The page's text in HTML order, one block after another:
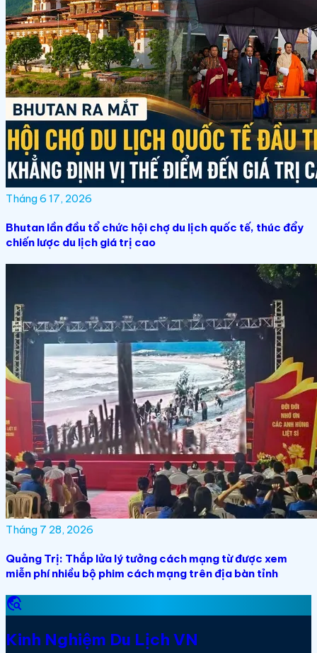
Tháng 6 17, 2026
Bhutan lần đầu tổ chức hội chợ du lịch quốc tế, thúc đẩy
chiến lược du lịch giá trị cao
Tháng 7 28, 2026
Quảng Trị: Thắp lửa lý tưởng cách mạng từ được xem
miễn phí nhiều bộ phim cách mạng trên địa bàn tỉnh
travel_explore
Kinh Nghiệm Du Lịch VN